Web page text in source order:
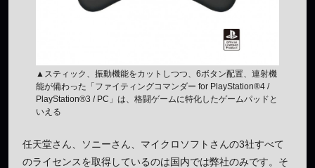
▲スティック、振動機能をカットしつつ、6ボタン配置、連射機
能が備わった「ファイティングコマンダー for PlayStation®4 /
PlayStation®3 / PC」は、格闘ゲームに特化したゲームパッドと
いえる
任天堂さん、ソニーさん、マイクロソフトさんの3社すべて
のライセンスを取得しているのは国内では弊社のみです。そ